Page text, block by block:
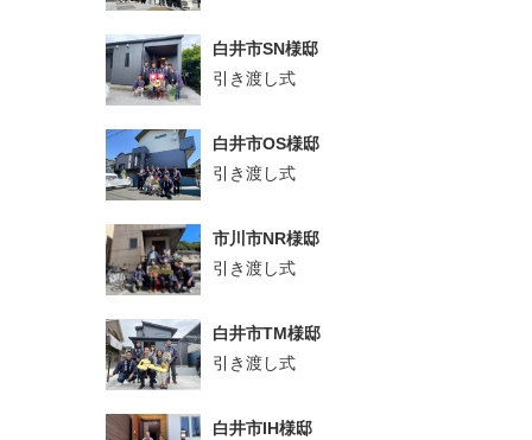
白井市SN様邸
引き渡し式
白井市OS様邸
引き渡し式
市川市NR様邸
引き渡し式
白井市TM様邸
引き渡し式
白井市IH様邸